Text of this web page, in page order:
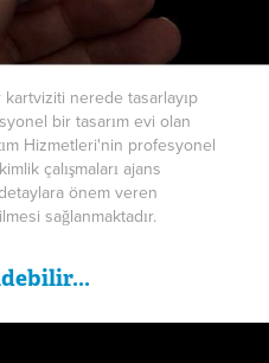
nerede tasarlayıp
bir tasarım evi olan
Hizmetleri'nin profesyonel
çalışmaları ajans
önem veren
sağlanmaktadır.